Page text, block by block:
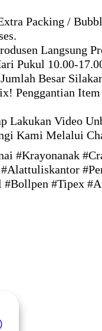
Packing /
Langsung
Pukul 10.00-
Besar
Penggantian
Lakukan Video
Kami Melalui
#Krayonanak
#Bollpen #Tipex